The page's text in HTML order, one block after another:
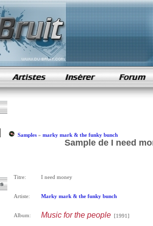
samples de rap
Samples» marky mark & the funky bunch
Sample de I need
Titre: I need money
Artiste: Marky mark & the funky bunch
Album: Music for the people[1991]